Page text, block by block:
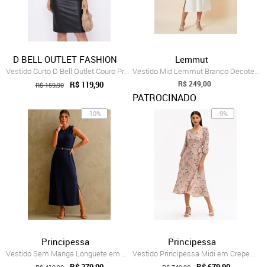
D BELL OUTLET FASHION
Vestido Curto D Bell Outlet Couro Preto
R$ 159,90 R$ 119,90
Lemmut
Vestido Mid Lemmut Branco Decote V
R$ 249,00
PATROCINADO
-10%
Principessa
Vestido Sem Manga Longuete em Malha Mari...
-9%
Principessa
Vestido Principessa Midi em Crepe Estamp...